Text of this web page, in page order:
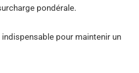
pondérale.
pour maintenir un